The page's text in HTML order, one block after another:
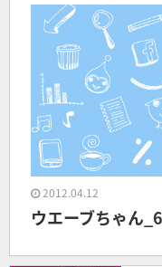
2012.04.12
ウエーブちゃん